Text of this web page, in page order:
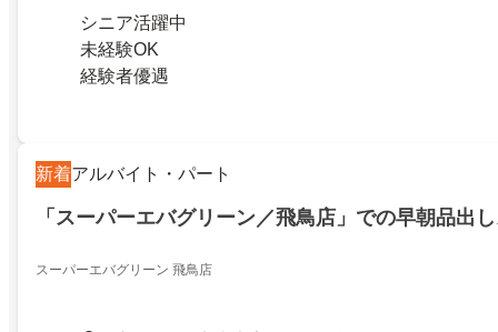
シニア活躍中
未経験OK
経験者優遇
新着アルバイト・パート
「スーパーエバグリーン／飛鳥店」での早朝品出
スーパーエバグリーン 飛鳥店